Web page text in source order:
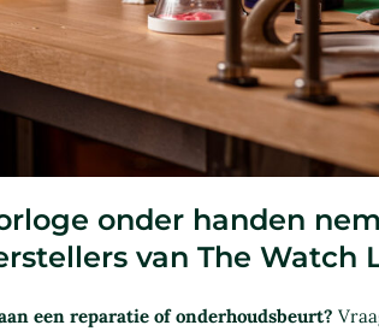
onder handen
van The Watch
een reparatie of onderhoudsbeurt?